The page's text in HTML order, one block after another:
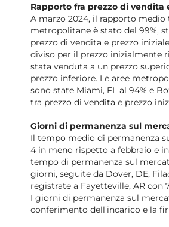
Rapporto fra prezzo di vendita
A marzo 2024, il rapporto medio
metropolitane è stato del 99%,
prezzo di vendita e prezzo
diviso per il prezzo inizialmente
stata venduta a un prezzo
prezzo inferiore. Le aree
sono state Miami, FL al 94% e
tra prezzo di vendita e prezzo
Giorni di permanenza sul
Il tempo medio di permanenza
4 in meno rispetto a febbraio e
tempo di permanenza sul
giorni, seguite da Dover, DE,
registrate a Fayetteville, AR con
I giorni di permanenza sul
conferimento dell’incarico e la